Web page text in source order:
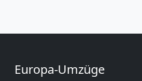
Europa-Umzüge